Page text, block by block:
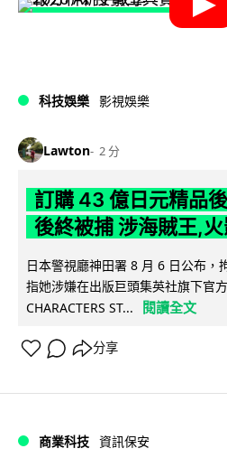
科技娛樂 影視娛樂
Lawton 2 分
訂購 43 億日元精品
後終被捕 涉海賊王,
日本警視廳神田署 8 月 6 日公布，
指她涉嫌在出版巨頭集英社旗下官
CHARACTERS ST...
閱讀全文
分享
商業科技 資訊保安